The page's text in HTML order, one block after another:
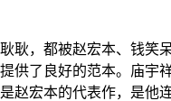
耿，都被赵宏本、钱笑
供了良好的范本。庙宇
赵宏本的代表作，是他